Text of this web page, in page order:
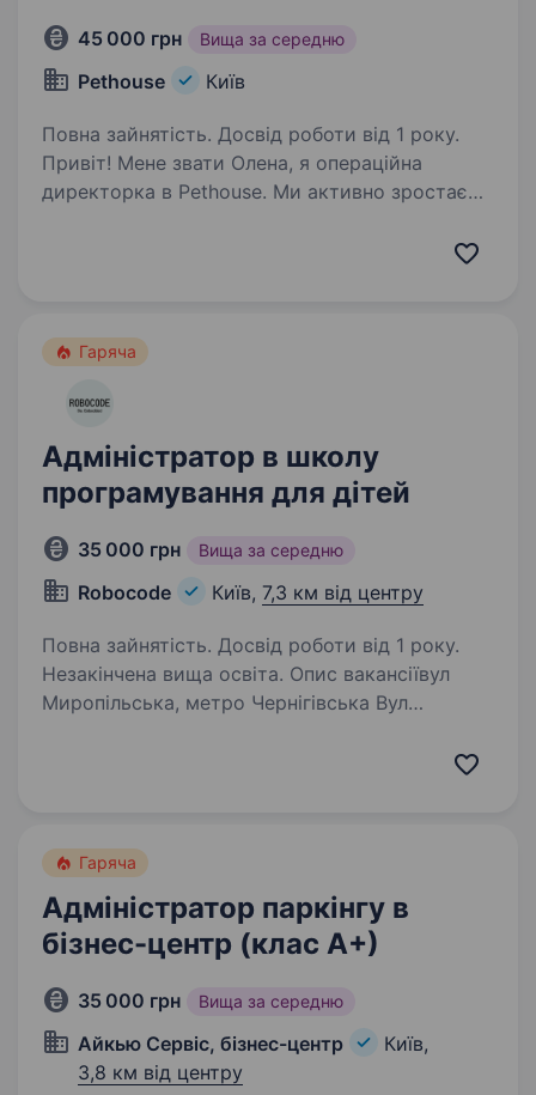
45 000 грн Вища за середню
Pethouse Київ
Повна зайнятість. Досвід роботи від 1 року.
Привіт! Мене звати Олена, я операційна
директорка в Pethouse. Ми активно зростаємо
команду керуючого (-у) магазином — людину
Гаряча
Адміністратор в школу
програмування для дітей
35 000 грн Вища за середню
Robocode Київ, 7,3 км від центру
Повна зайнятість. Досвід роботи від 1 року.
Незакінчена вища освіта. Опис вакансіївул
Миропільська, метро Чернігівська Вул
Гаряча
Адміністратор паркінгу в
бізнес-центр (клас А+)
35 000 грн Вища за середню
Айкью Сервіс, бізнес-центр
Київ,
3,8 км від центру